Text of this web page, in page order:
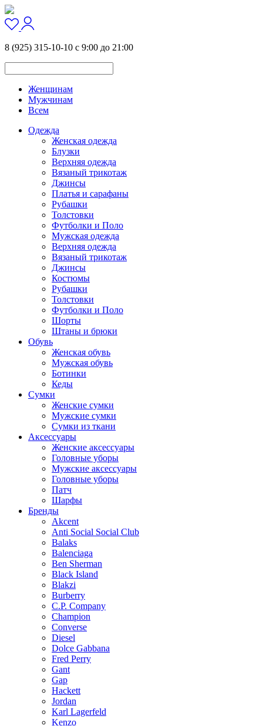
8 (925) 315-10-10 с 9:00 до 21:00
Женщинам
Мужчинам
Всем
Одежда
Женская одежда
Блузки
Верхняя одежда
Вязаный трикотаж
Джинсы
Платья и сарафаны
Рубашки
Толстовки
Футболки и Поло
Мужская одежда
Верхняя одежда
Вязаный трикотаж
Джинсы
Костюмы
Рубашки
Толстовки
Футболки и Поло
Шорты
Штаны и брюки
Обувь
Женская обувь
Мужская обувь
Ботинки
Кеды
Сумки
Женские сумки
Мужские сумки
Сумки из ткани
Аксессуары
Женские аксессуары
Головные уборы
Мужские аксессуары
Головные уборы
Патч
Шарфы
Бренды
Akcent
Anti Social Social Club
Balaks
Balenciaga
Ben Sherman
Black Island
Blakzi
Burberry
C.P. Company
Champion
Converse
Diesel
Dolce Gabbana
Fred Perry
Gant
Gap
Hackett
Jordan
Karl Lagerfeld
Kenzo